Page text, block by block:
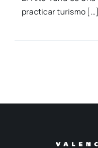
prac­ti­car turis­mo […]